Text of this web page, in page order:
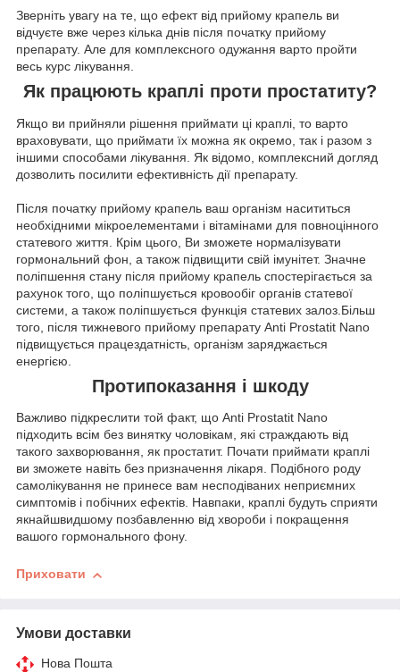
Зверніть увагу на те, що ефект від прийому крапель ви
відчуєте вже через кілька днів після початку прийому
препарату. Але для комплексного одужання варто пройти
весь курс лікування.
Як працюють краплі проти простатиту?
Якщо ви прийняли рішення приймати ці краплі, то варто
враховувати, що приймати їх можна як окремо, так і разом з
іншими способами лікування. Як відомо, комплексний догляд
дозволить посилити ефективність дії препарату.
Після початку прийому крапель ваш організм насититься
необхідними мікроелементами і вітамінами для повноцінного
статевого життя. Крім цього, Ви зможете нормалізувати
гормональний фон, а також підвищити свій імунітет. Значне
поліпшення стану після прийому крапель спостерігається за
рахунок того, що поліпшується кровообіг органів статевої
системи, а також поліпшується функція статевих залоз.Більш
того, після тижневого прийому препарату Anti Prostatit Nano
підвищується працездатність, організм заряджається
енергією.
Протипоказання і шкоду
Важливо підкреслити той факт, що Anti Prostatit Nano
підходить всім без винятку чоловікам, які страждають від
такого захворювання, як простатит. Почати приймати краплі
ви зможете навіть без призначення лікаря. Подібного роду
самолікування не принесе вам несподіваних неприємних
симптомів і побічних ефектів. Навпаки, краплі будуть сприяти
якнайшвидшому позбавленню від хвороби і покращення
вашого гормонального фону.
Приховати
Умови доставки
Нова Пошта